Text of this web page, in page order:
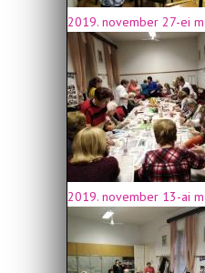
2019. november 27-ei
2019. november 13-ai